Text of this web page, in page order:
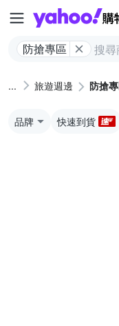
防搶專區
旅遊週邊 防搶
品牌 快速到貨